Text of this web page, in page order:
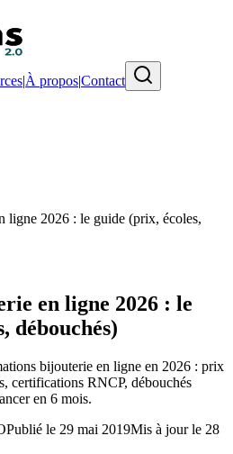
|À propos|Contact
ligne 2026 : le guide (prix, écoles,
en ligne 2026 : le
débouchés)
bijouterie en ligne en 2026 : prix
certifications RNCP, débouchés
en 6 mois.
Publié le 29 mai 2019Mis à jour le 28